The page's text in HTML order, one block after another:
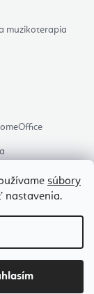
súbory
nastavenia.
muzikoterapia
nastavenie cookies